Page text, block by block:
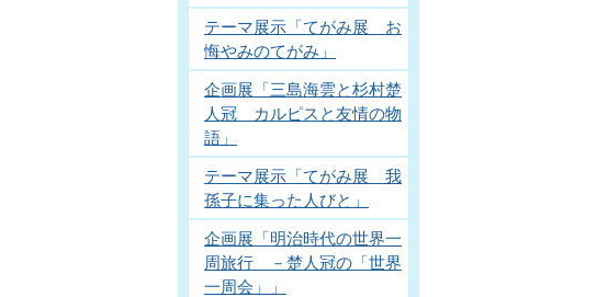
テーマ展示「てがみ展 お
悔やみのてがみ」
企画展「三島海雲と杉村楚
人冠 カルピスと友情の物
語」
テーマ展示「てがみ展 我
孫子に集った人びと」
企画展「明治時代の世界一
周旅行 －楚人冠の「世界
一周会」」